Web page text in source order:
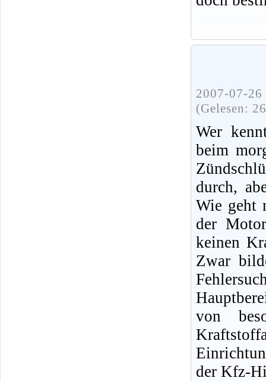
2007-07-
(Gelesen:
Wer
beim
durch,
Wie geht
der
keinen
Zwar
von
der Kfz-